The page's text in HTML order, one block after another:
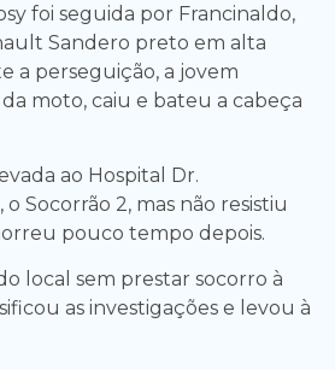
foi seguida por Francinaldo,
Sandero preto em alta
a perseguição, a jovem
moto, caiu e bateu a cabeça
ao Hospital Dr.
Socorrão 2, mas não resistiu
pouco tempo depois.
local sem prestar socorro à
as investigações e levou à